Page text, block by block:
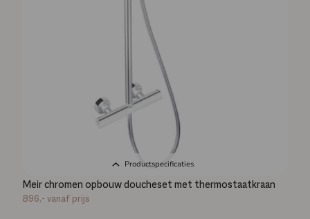
Productspecificaties
Meir chromen opbouw doucheset met thermostaatkraan
896,- vanaf prijs